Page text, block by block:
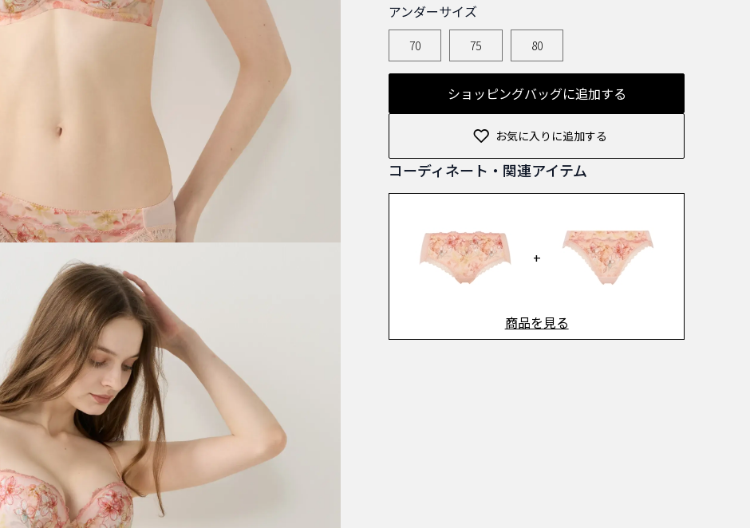
アンダーサイズ
70 75 80
ショッピングバッグに追加する
お気に入りに追加する
コーディネート・関連アイテム
+
商品を見る